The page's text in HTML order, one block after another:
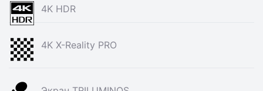
4K HDR
4K X-Reality PRO